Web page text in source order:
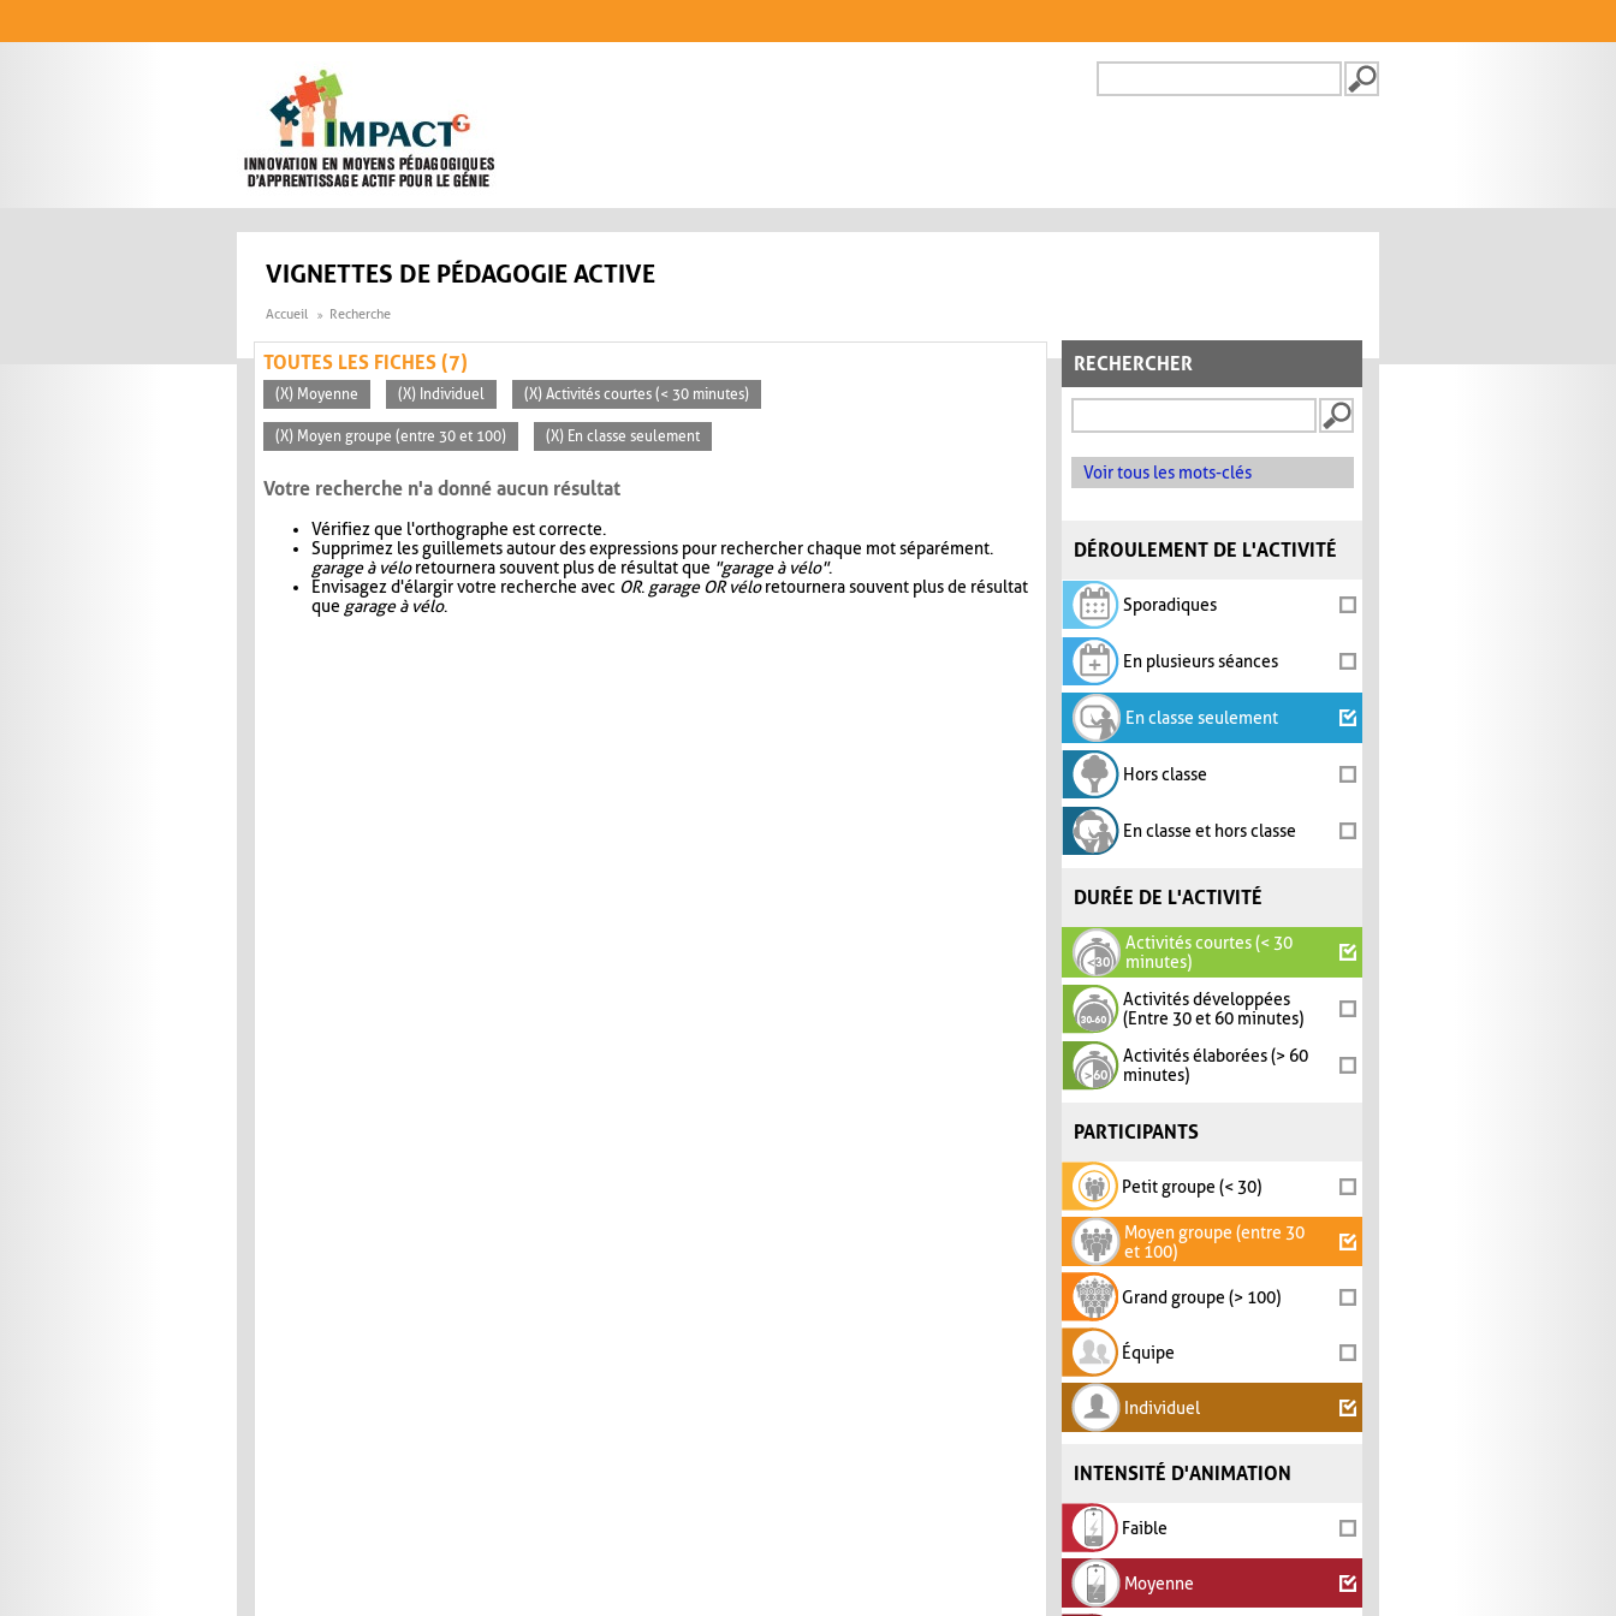
FORMULAIRE DE
VIGNETTES DE PÉDAGOGIE ACTIVE
Accueil Recherche
RECHERCHER
Voir tous les mots-clés
DÉROULEMENT DE L'ACTIVITÉ
Sporadiques
En plusieurs séances
En classe seulement
Hors classe
En classe et hors classe
DURÉE DE L'ACTIVITÉ
Activités courtes (< 30
minutes)
Activités développées
(Entre 30 et 60 minutes)
Activités élaborées (> 60
minutes)
PARTICIPANTS
Petit groupe (< 30)
Moyen groupe (entre 30
et 100)
Grand groupe (> 100)
Équipe
Individuel
INTENSITÉ D'ANIMATION
Faible
Moyenne
TOUTES LES FICHES (7)
(X) Moyenne (X) Individuel (X) Activités courtes (< 30 minutes)
(X) Moyen groupe (entre 30 et 100) (X) En classe seulement
Votre recherche n'a donné aucun résultat
Vérifiez que l'orthographe est correcte.
Supprimez les guillemets autour des expressions pour rechercher chaque mot séparément.
garage à véloretournera souvent plus de résultat que "garage à vélo".
Envisagez d'élargir votre recherche avec OR. garage OR véloretournera souvent plus de résultat
que garage à vélo.